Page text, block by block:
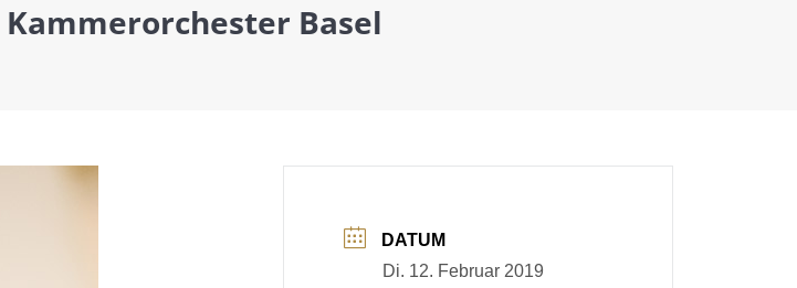
Basel
DATUM
Di. 12. Februar 2019